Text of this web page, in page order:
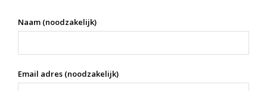
Naam (noodzakelijk)
Email adres (noodzakelijk)